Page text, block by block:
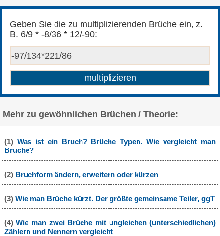
Geben Sie die zu multiplizierenden Brüche ein, z.
B. 6/9 * -8/36 * 12/-90:
Mehr zu gewöhnlichen Brüchen / Theorie:
(1) Was ist ein Bruch? Brüche Typen. Wie vergleicht man
Brüche?
(2) Bruchform ändern, erweitern oder kürzen
(3) Wie man Brüche kürzt. Der größte gemeinsame Teiler, ggT
(4)Wie man zwei Brüche mit ungleichen (unterschiedlichen)
Zählern und Nennern vergleicht